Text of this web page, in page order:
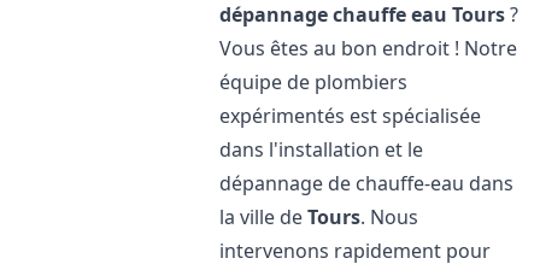
dépannage chauffe eau Tours?
Vous êtes au bon endroit ! Notre
équipe de plombiers
expérimentés est spécialisée
dans l'installation et le
dépannage de chauffe-eau dans
la ville deTours. Nous
intervenons rapidement pour